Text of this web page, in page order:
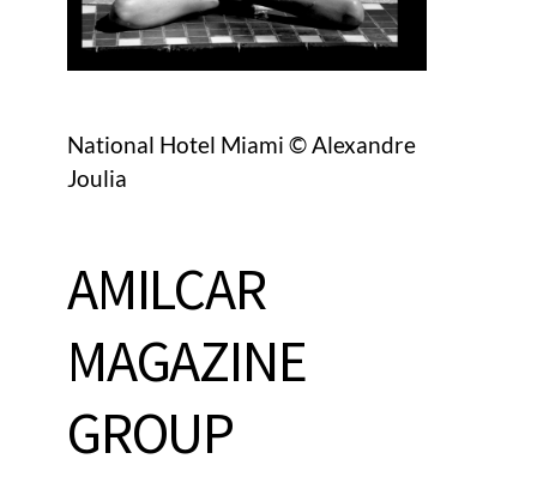
National Hotel Miami © Alexandre
Joulia
AMILCAR
MAGAZINE
GROUP